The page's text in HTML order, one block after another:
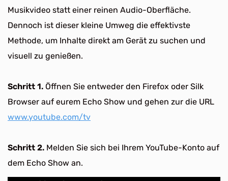
Musikvideo statt einer reinen Audio-Oberfläche.
Dennoch ist dieser kleine Umweg die effektivste
Methode, um Inhalte direkt am Gerät zu suchen und
visuell zu genießen.
Schritt 1. Öffnen Sie entweder den Firefox oder Silk
Browser auf eurem Echo Show und gehen zur die URL
www.youtube.com/tv
Schritt 2. Melden Sie sich bei Ihrem YouTube-Konto auf
dem Echo Show an.